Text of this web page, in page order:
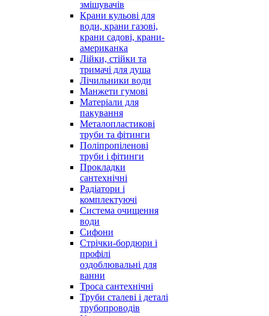
змішувачів
Крани кульові для
води, крани газові,
крани садові, крани-
американка
Лійки, стійки та
тримачі для душа
Лічильники води
Манжети гумові
Матеріали для
пакування
Металопластикові
труби та фітинги
Поліпропіленові
труби і фітинги
Прокладки
сантехнічні
Радіатори і
комплектуючі
Система очищення
води
Сифони
Стрічки-бордюри і
профілі
оздоблювальні для
ванни
Троса сантехнічні
Труби сталеві і деталі
трубопроводів